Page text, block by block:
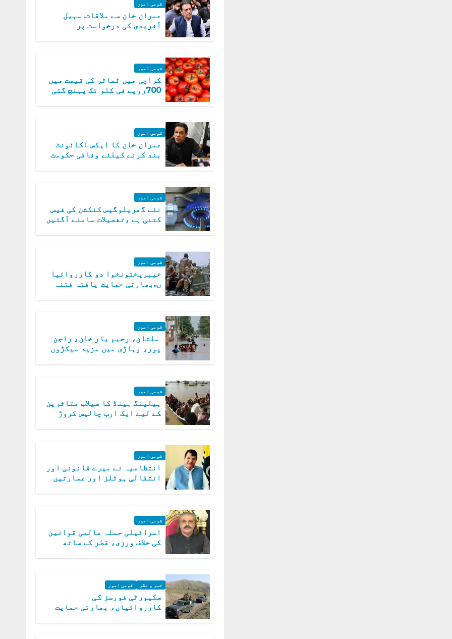
قومی امور
عمران خان سے ملاقات. سہیل
آفریدی کی درخواست پر
قومی امور
کراچی میں ٹماٹر کی قیمت میں
700روپے فی کلو تک پہنچ گئی
قومی امور
عمران خان کا ایکس اکائونٹ
بند کرنے کیلئے وفاقی حکومت
قومی امور
نئے گھریلوگیس کنکشن کی فیس
کتنی ہے ،تفصیلات سامنے آگئیں
قومی امور
خیبرپختونخوا دو کارروائیا
ں..بھارتی حمایت یافتہ فتنہ
قومی امور
ملتان، رحیم یار خان، راجن
پور، وہاڑی میں مزید سیکڑوں
قومی امور
ہیلپنگ ہینڈ کا سیلاب متاثرین
کے لیے ایک ارب چالیس کروڑ
قومی امور
انتظامیہ نے میرے قانونی اور
انتقالی ہوٹلز اور عمارتیں
قومی امور
اسرائیلی حملہ عالمی قوانین
کی خلاف ورزی، قطر کے ساتھ
خبر و نظر قومی امور
سکیورٹی فورسز کی
کارروائیاں، بھارتی حمایت